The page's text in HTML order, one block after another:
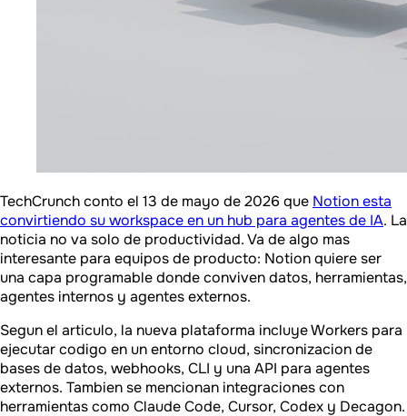
TechCrunch conto el 13 de mayo de 2026 que Notion esta
convirtiendo su workspace en un hub para agentes de IA. La
noticia no va solo de productividad. Va de algo mas
interesante para equipos de producto: Notion quiere ser
una capa programable donde conviven datos, herramientas,
agentes internos y agentes externos.
Segun el articulo, la nueva plataforma incluye Workers para
ejecutar codigo en un entorno cloud, sincronizacion de
bases de datos, webhooks, CLI y una API para agentes
externos. Tambien se mencionan integraciones con
herramientas como Claude Code, Cursor, Codex y Decagon.